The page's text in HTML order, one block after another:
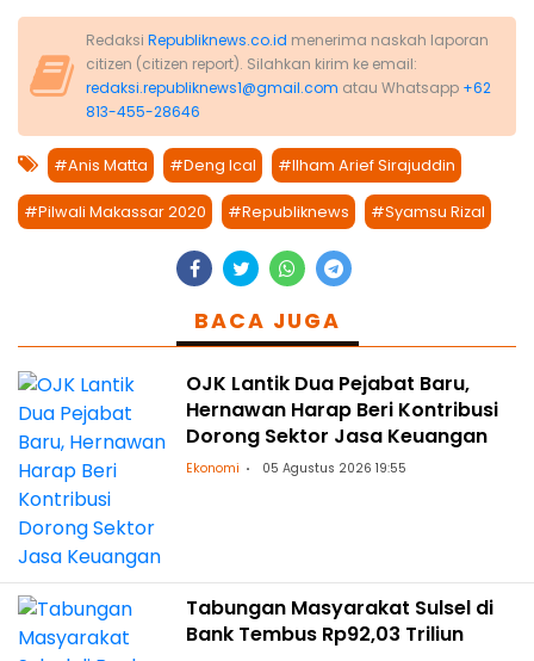
Redaksi Republiknews.co.id menerima naskah laporan
citizen (citizen report). Silahkan kirim ke email:
redaksi.republiknews1@gmail.com atau Whatsapp +62
813-455-28646
#Anis Matta #Deng Ical #Ilham Arief Sirajuddin
#Pilwali Makassar 2020 #Republiknews #Syamsu Rizal
BACA JUGA
OJK Lantik Dua Pejabat Baru,
Hernawan Harap Beri Kontribusi
Dorong Sektor Jasa Keuangan
Ekonomi 05 Agustus 2026 19:55
Tabungan Masyarakat Sulsel di
Bank Tembus Rp92,03 Triliun